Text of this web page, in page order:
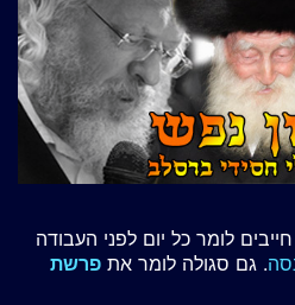
לומר כל יום לפני העבודה
. גם סגולה לומר את פרשת